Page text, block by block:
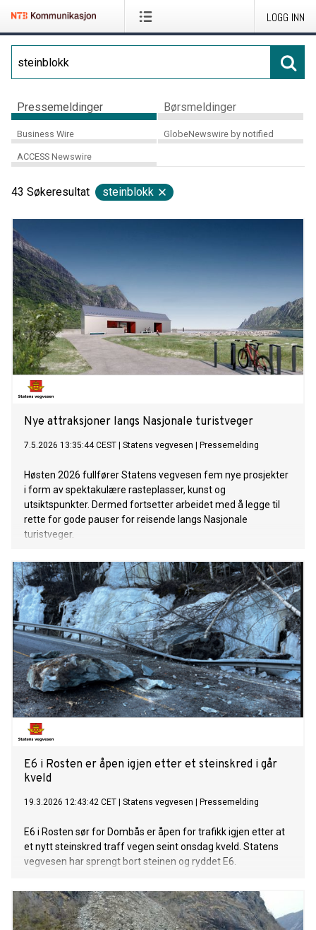
LOGG INN
Pressemeldinger Børsmeldinger
Business Wire GlobeNewswire by notified
ACCESS Newswire
43 Søkeresultat steinblokk
Nye attraksjoner langs Nasjonale turistveger
7.5.2026 13:35:44 CEST Statens vegvesen Pressemelding
Høsten 2026 fullfører Statens vegvesen fem nye prosjekter
i form av spektakulære rasteplasser, kunst og
utsiktspunkter. Dermed fortsetter arbeidet med å legge til
rette for gode pauser for reisende langs Nasjonale
turistveger.
E6 i Rosten er åpen igjen etter et steinskred i går
kveld
19.3.2026 12:43:42 CET Statens vegvesen Pressemelding
E6 i Rosten sør for Dombås er åpen for trafikk igjen etter at
et nytt steinskred traff vegen seint onsdag kveld. Statens
vegvesen har sprengt bort steinen og ryddet E6.